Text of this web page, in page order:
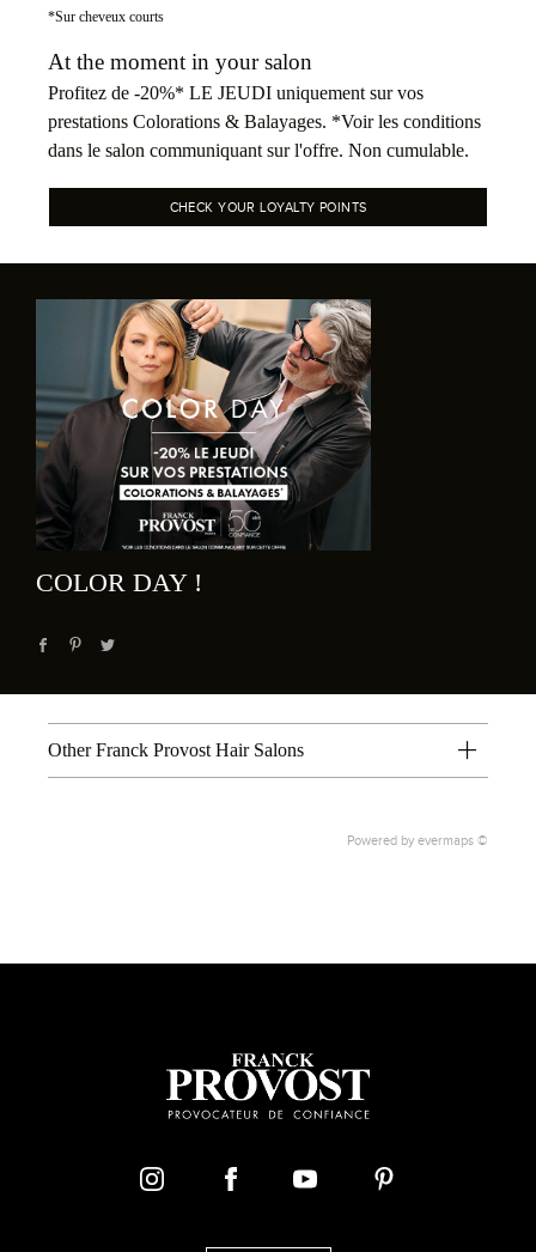
*Sur cheveux courts
At the moment in your salon
Profitez de -20%* LE JEUDI uniquement sur vos
prestations Colorations & Balayages. *Voir les conditions
dans le salon communiquant sur l'offre. Non cumulable.
CHECK YOUR LOYALTY POINTS
COLOR DAY !
Other Franck Provost Hair Salons
Powered by evermaps ©